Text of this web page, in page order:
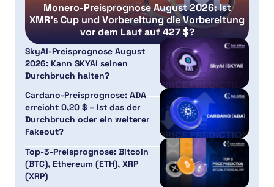
Monero-Preisprognose August 2026: Ist
XMR’s Cup und Vorbereitung die Vorbereitung
vor dem Lauf auf 427 $?
SkyAI-Preisprognose August
2026: Kann SKYAI seinen
Durchbruch halten?
Cardano-Preisprognose: ADA
erreicht 0,20 $ – Ist das der
Durchbruch oder ein weiterer
Fakeout?
Top-3-Preisprognose: Bitcoin
(BTC), Ethereum (ETH), XRP
(XRP)